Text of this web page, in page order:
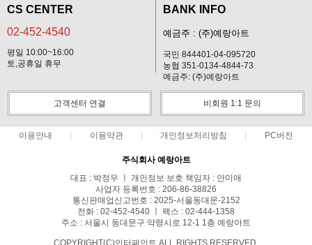
CS CENTER
02-452-4540
평일 10:00~16:00
토,공휴일 휴무
BANK INFO
예금주 : (주)예랑아트
국민 844401-04-095720
농협 351-0134-4844-73
예금주: (주)예랑아트
고객센터 연결 비회원 1:1 문의
이용안내 이용약관 개인정보처리방침 PC버전
주식회사 예랑아트
대표 : 박정우 ㅣ 개인정보 보호 책임자 : 안미애
사업자 등록번호 : 206-86-38826
통신판매업신고번호 : 2025-서울동대문-2152
전화 : 02-452-4540 ㅣ 팩스 : 02-444-1358
주소 : 서울시 동대문구 약령시로 12-1 1층 예랑아트
COPYRIGHT(C)인터페인트 ALL RIGHTS RESERVED.